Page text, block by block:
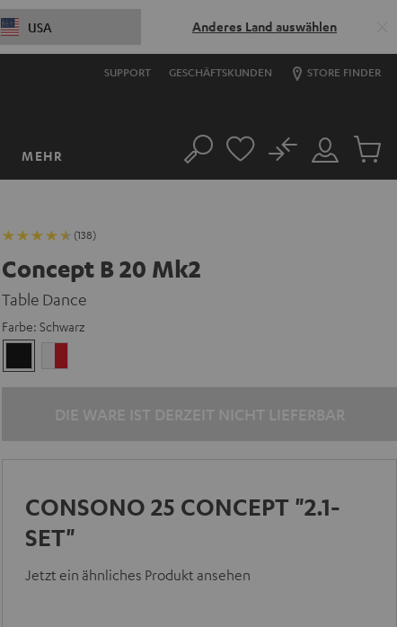
USA Anderes Land auswählen
SUPPORT GESCHÄFTSKUNDEN STORE FINDER
MEHR Suche
Mein
Konto
No
Artikel
(138)
Concept B 20 Mk2
Table Dance
Farbe: Schwarz
CONSONO 25 CONCEPT "2.1-
SET"
Jetzt ein ähnliches Produkt ansehen